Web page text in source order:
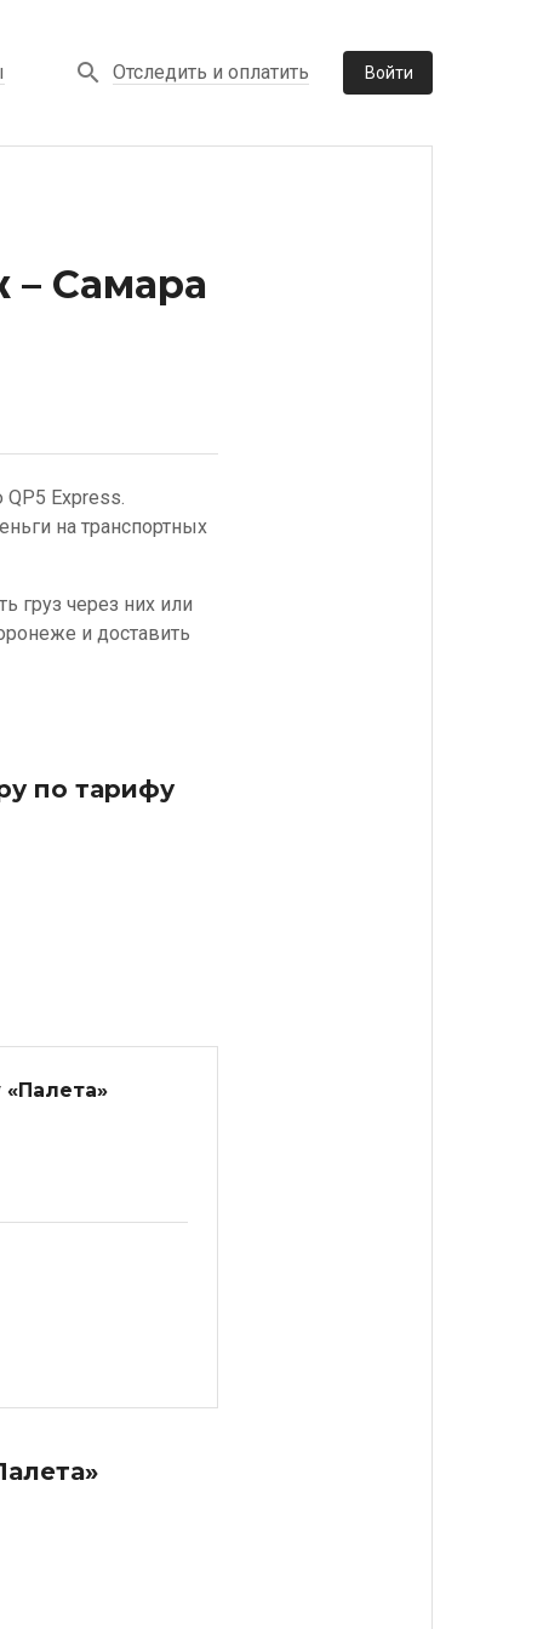
Отследить и оплатить Войти
– Самара
Express.
на транспортных
груз через них или
и доставить
по тарифу